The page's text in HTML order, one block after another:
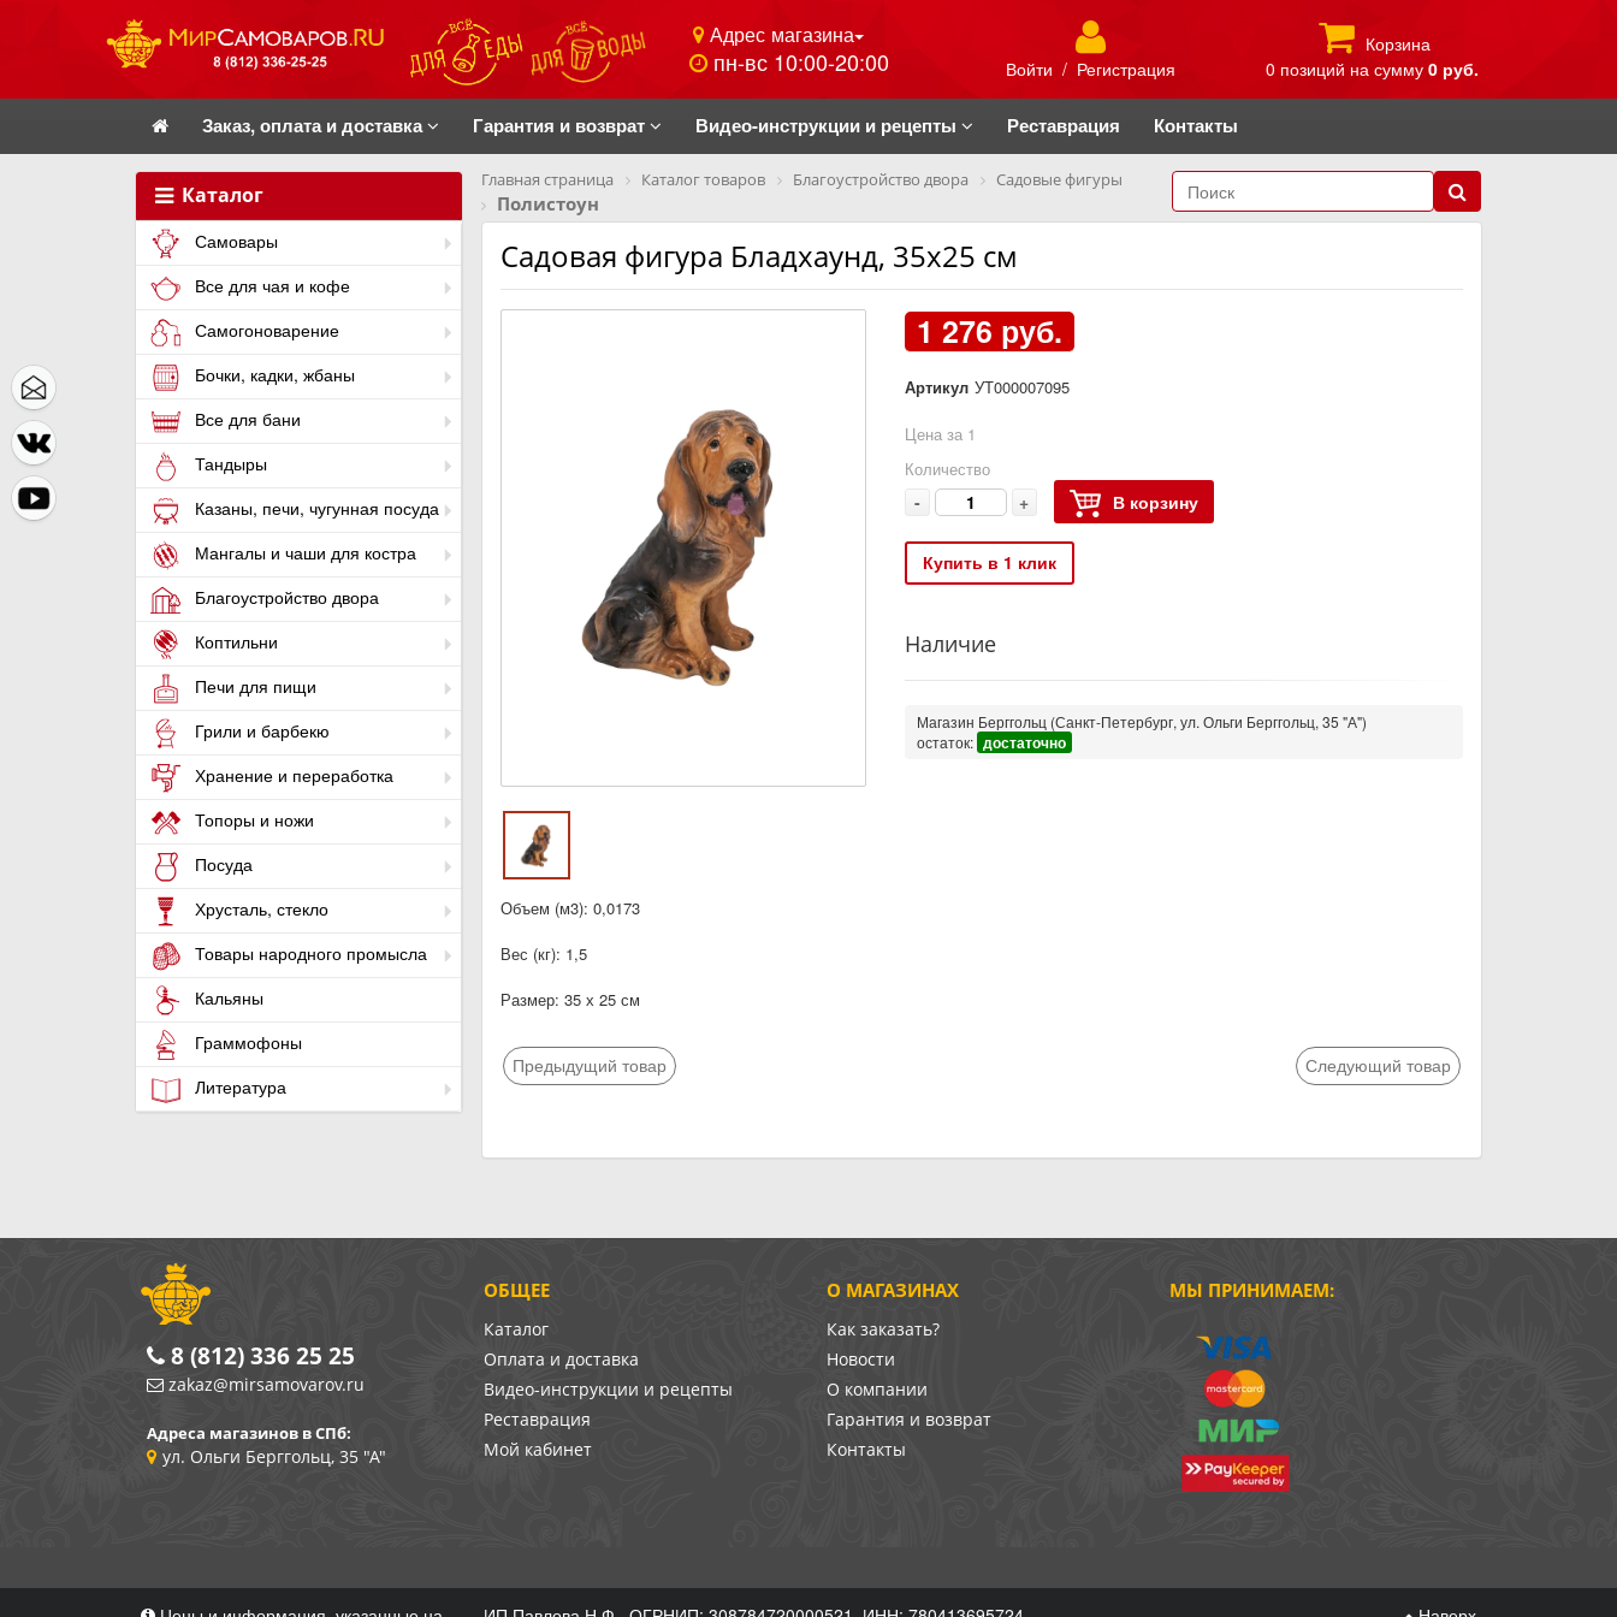
Адрес магазина
пн-вс 10:00-20:00 Войти / Регистрация
Корзина
0 позиций на сумму 0 руб.
Заказ, оплата и доставка Гарантия и возврат Видео-инструкции и рецепты Реставрация Контакты
Каталог
Самовары
Все для чая и кофе
Самогоноварение
Бочки, кадки, жбаны
Все для бани
Тандыры
Казаны, печи, чугунная посуда
Мангалы и чаши для костра
Благоустройство двора
Коптильни
Печи для пищи
Грили и барбекю
Хранение и переработка
Топоры и ножи
Посуда
Хрусталь, стекло
Товары народного промысла
Кальяны
Граммофоны
Литература
Главная страница Каталог товаров Благоустройство двора Садовые фигуры
Полистоун
Садовая фигура Бладхаунд, 35х25 см
1 276 руб.
Артикул УТ000007095
Цена за 1
Количество
- + В корзину
Купить в 1 клик
Наличие
Магазин Берггольц (Санкт-Петербург, ул. Ольги Берггольц, 35 "А")
остаток: достаточно
Объем (м3): 0,0173
Вес (кг): 1,5
Размер: 35 х 25 см
Предыдущий товар Следующий товар
О МАГАЗИНАХ
Как заказать?
Новости
О компании
Гарантия и возврат
Контакты
ОБЩЕЕ
Каталог
Оплата и доставка
Видео-инструкции и рецепты
Реставрация
Мой кабинет
МЫ ПРИНИМАЕМ:
8 (812) 336 25 25
zakaz@mirsamovarov.ru
Адреса магазинов в СПб:
ул. Ольги Берггольц, 35 "А"